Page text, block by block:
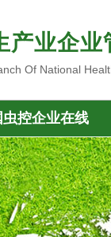
产业企
Of National
虫控企业在线